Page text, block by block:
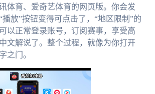
体育、爱奇艺体育的网页版。你会发
放”按钮变得可点击了，“地区限制”的
以正常登录账号，订阅赛事，享受高
文解说了。整个过程，就像为你打开
之门。